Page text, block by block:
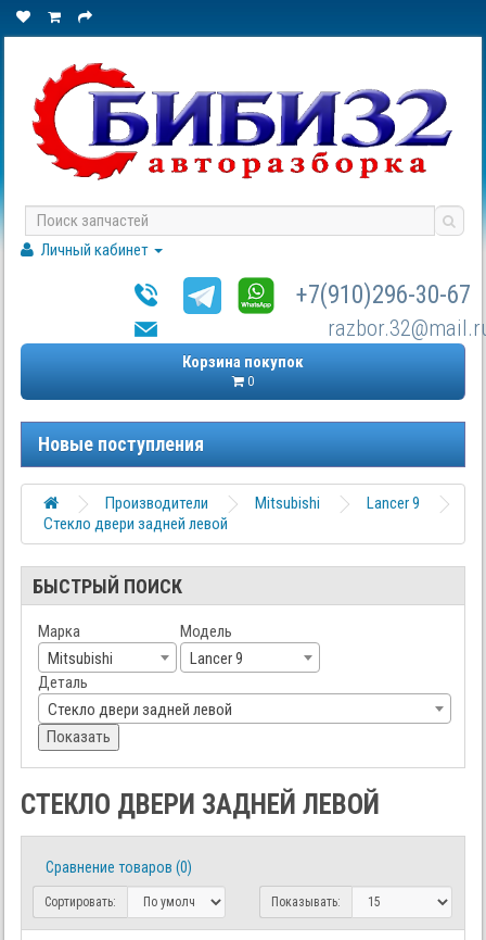
Личный кабинет
+7(910)296-30-67
Корзина покупок
0
Новые поступления
Производители Mitsubishi
Lancer 9
Стекло двери задней левой
БЫСТРЫЙ ПОИСК
Марка
Mitsubishi
Модель
Lancer 9
Деталь
Стекло двери задней левой
Показать
СТЕКЛО ДВЕРИ ЗАДНЕЙ ЛЕВОЙ
Сравнение товаров (0)
Сортировать: Показывать: